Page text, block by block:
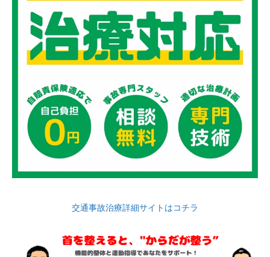
交通事故治療詳細サイトはコチラ